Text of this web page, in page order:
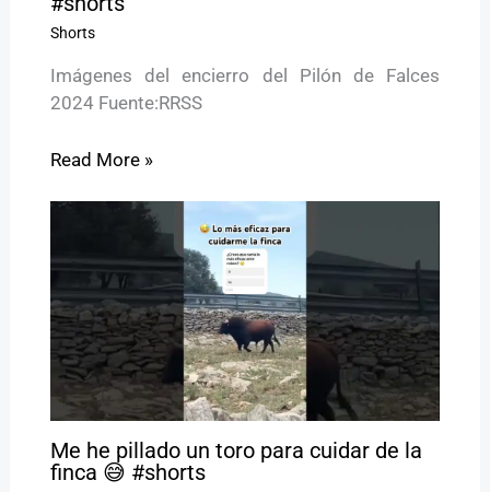
Shorts
Imágenes del encierro del Pilón de Falces
2024 Fuente:RRSS
Read More »
Me he pillado un toro para cuidar de la
finca 😅 #shorts